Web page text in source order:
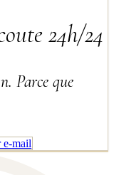
24h/24
Parce que
e-mail